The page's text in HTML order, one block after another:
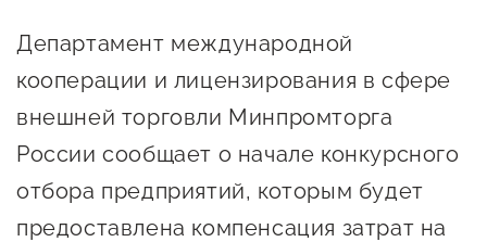
Новости
Онлайн-витрина продукции
Социальные сети "Мой
Бизнес Югра"
Департамент международной
кооперации и лицензирования в сфере
внешней торговли Минпромторга
России сообщает о начале конкурсного
отбора предприятий, которым будет
предоставлена компенсация затрат на